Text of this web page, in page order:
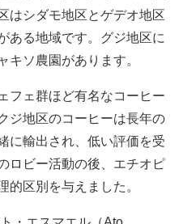
はシダモ地区とゲデオ地区
ある地域です。グジ地区に
キソ農園があります。
フェ群ほど有名なコーヒー
ジ地区のコーヒーは長年の
に輸出され、低い評価を受
ロビー活動の後、エチオピ
的区別を与えました。